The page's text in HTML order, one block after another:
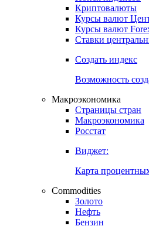
Получить доступ
Индикаторы рынка
Поиск индексов
Курсы валют
Ставки
Создать индекс
Возможность
Страницы стран
Росстат
Виджет:
Карта процентных